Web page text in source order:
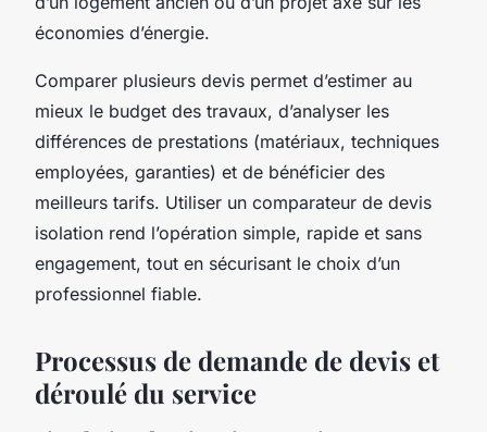
économies d’énergie.
Comparer plusieurs devis permet d’estimer au
mieux le budget des travaux, d’analyser les
différences de prestations (matériaux, techniques
employées, garanties) et de bénéficier des
meilleurs tarifs. Utiliser un comparateur de devis
isolation rend l’opération simple, rapide et sans
engagement, tout en sécurisant le choix d’un
professionnel fiable.
Processus de demande de devis et
déroulé du service